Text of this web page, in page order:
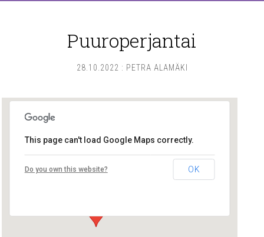
Puuroperjantai
28.10.2022 : PETRA ALAMÄKI
Lounais-Suomen – SYLI ry
Maariankatu 8 D 104 - Turku
This page can't load Google Maps correctly.
Do you own this website? OK